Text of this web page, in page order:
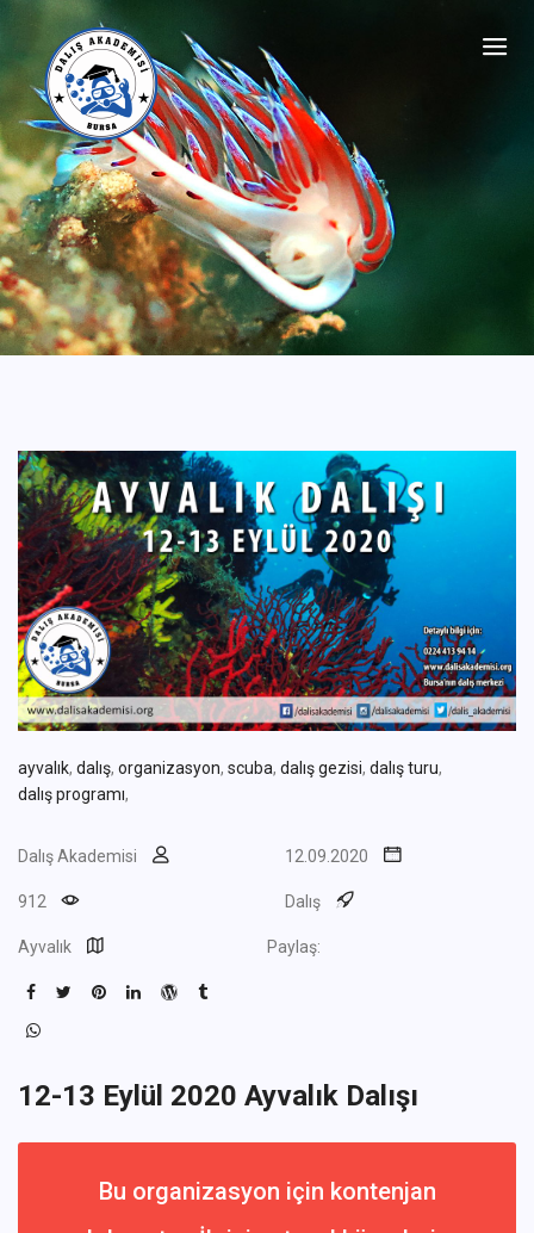
ayvalık, dalış, organizasyon, scuba, dalış gezisi, dalış turu,
dalış programı,
Dalış Akademisi 12.09.2020
912 Dalış
Ayvalık Paylaş:
12-13 Eylül 2020 Ayvalık Dalışı
Bu organizasyon için kontenjan